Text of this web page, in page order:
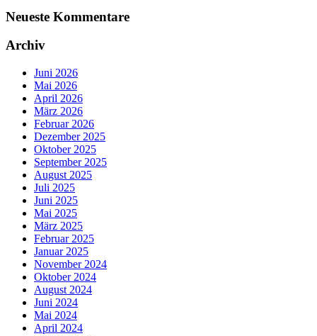
Neueste Kommentare
Archiv
Juni 2026
Mai 2026
April 2026
März 2026
Februar 2026
Dezember 2025
Oktober 2025
September 2025
August 2025
Juli 2025
Juni 2025
Mai 2025
März 2025
Februar 2025
Januar 2025
November 2024
Oktober 2024
August 2024
Juni 2024
Mai 2024
April 2024